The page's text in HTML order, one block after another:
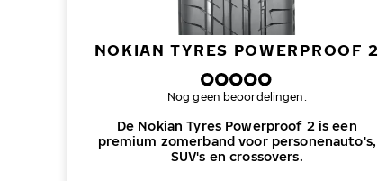
NOKIAN TYRES POWERPROOF 2
De Nokian Tyres Powerproof 2 is een
premium zomerband voor personenauto's,
SUV's en crossovers.
Nog geen beoordelingen.